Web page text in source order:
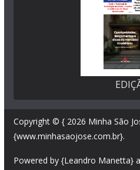
Copyright © { 2026 Minha São
{www.minhasaojose.com.br}.
Powered by {Leandro Manetta}